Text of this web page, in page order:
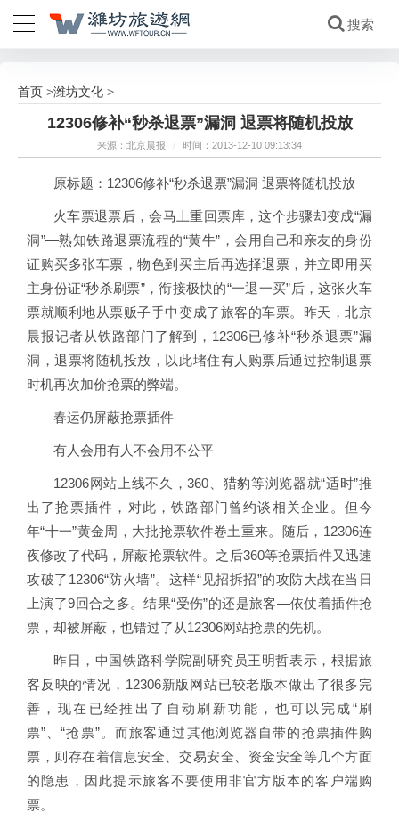
首页 >潍坊文化 >
12306修补“秒杀退票”漏洞 退票将随机投放
来源：北京晨报 / 时间：2013-12-10 09:13:34
原标题：12306修补“秒杀退票”漏洞 退票将随机投放
火车票退票后，会马上重回票库，这个步骤却变成“漏
洞”—熟知铁路退票流程的“黄牛”，会用自己和亲友的身份
证购买多张车票，物色到买主后再选择退票，并立即用买
主身份证“秒杀刷票”，衔接极快的“一退一买”后，这张火车
票就顺利地从票贩子手中变成了旅客的车票。昨天，北京
晨报记者从铁路部门了解到，12306已修补“秒杀退票”漏
洞，退票将随机投放，以此堵住有人购票后通过控制退票
时机再次加价抢票的弊端。
春运仍屏蔽抢票插件
有人会用有人不会用不公平
12306网站上线不久，360、猎豹等浏览器就“适时”推
出了抢票插件，对此，铁路部门曾约谈相关企业。但今
年“十一”黄金周，大批抢票软件卷土重来。随后，12306连
夜修改了代码，屏蔽抢票软件。之后360等抢票插件又迅速
攻破了12306“防火墙”。这样“见招拆招”的攻防大战在当日
上演了9回合之多。结果“受伤”的还是旅客—依仗着插件抢
票，却被屏蔽，也错过了从12306网站抢票的先机。
昨日，中国铁路科学院副研究员王明哲表示，根据旅
客反映的情况，12306新版网站已较老版本做出了很多完
善，现在已经推出了自动刷新功能，也可以完成“刷
票”、“抢票”。而旅客通过其他浏览器自带的抢票插件购
票，则存在着信息安全、交易安全、资金安全等几个方面
的隐患，因此提示旅客不要使用非官方版本的客户端购
票。